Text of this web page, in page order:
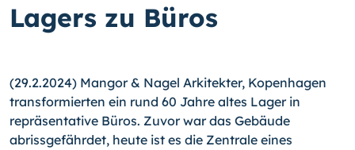
Lagers zu Büros
(29.2.2024) Mangor & Nagel Arkitekter, Kopenhagen
transformierten ein rund 60 Jahre altes Lager in
repräsentative Büros. Zuvor war das Gebäude
abrissgefährdet, heute ist es die Zentrale eines